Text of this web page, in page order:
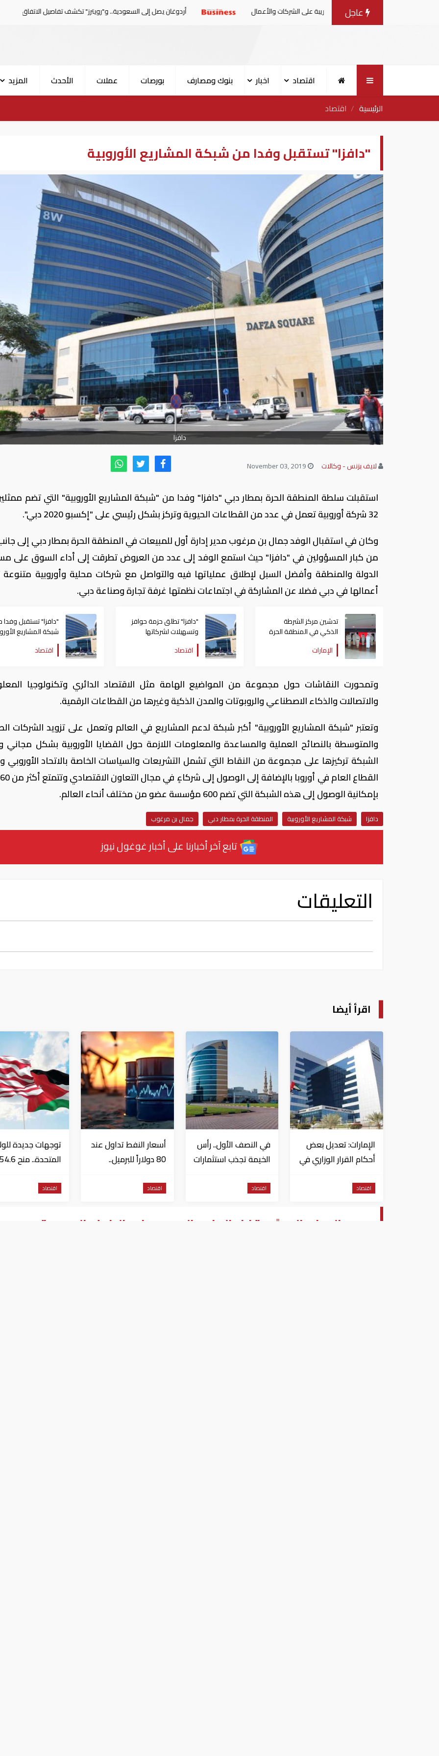
عاجل
الوزاري في شأن الضريبة على الشركات والأعمال أردوغان يصل إلى السعودية.. و"رويترز" تكشف تفاصيل الاتفاق المرتقب
اقتصاد اخبار بنوك ومصارف بورصات عملات الأحدث المزيد
الرئيسية
اقتصاد
"دافزا" تستقبل وفدا من شبكة المشاريع الأوروبية
دافزا
لايف بزنس - وكالات
استقبلت سلطة المنطقة الحرة بمطار دبي "دافزا" وفدا من "شبكة المشاريع الأوروبية" التي تضم
32 شركة أوروبية تعمل في عدد من القطاعات الحيوية وتركز بشكل رئيسي على "إكسبو 2020 دبي".
وكان في استقبال الوفد جمال بن مرغوب مدير إدارة أول للمبيعات في المنطقة الحرة بمطار دبي إلى
من كبار المسؤولين في "دافزا" حيث استمع الوفد إلى عدد من العروض تطرقت إلى أداء السوق على
الدولة والمنطقة وأفضل السبل لإطلاق عملياتها فيه والتواصل مع شركات محلية وأوروبية متنوعة
أعمالها في دبي فضلا عن المشاركة في اجتماعات نظمتها غرفة تجارة وصناعة دبي.
تدشين مركز الشرطة
الذكي في المنطقة الحرة
بمطار دبي
الإمارات
"دافزا" تطلق حزمة حوافز
وتسهيلات لشركاتها
اقتصاد
"دافزا" تستقبل
شبكة المشاريع
اقتصاد
وتمحورت النقاشات حول مجموعة من المواضيع الهامة مثل الاقتصاد الدائري وتكنولوجيا
والاتصالات والذكاء الاصطناعي والروبوتات والمدن الذكية وغيرها من القطاعات الرقمية.
وتعتبر "شبكة المشاريع الأوروبية" أكبر شبكة لدعم المشاريع في العالم وتعمل على تزويد الشركات
والمتوسطة بالنصائح العملية والمساعدة والمعلومات اللازمة حول القضايا الأوروبية بشكل
الشبكة تركيزها على مجموعة من النقاط التي تشمل التشريعات والسياسات الخاصة بالاتحاد
بإمكانية الوصول إلى هذه الشبكة التي تضم 600 مؤسسة عضو من مختلف أنحاء العالم.
دافزا شبكة المشاريع الأوروبية المنطقة الحرة بمطار دبي جمال بن مرغوب
تابع آخر أخبارنا على أخبار غوغول نيوز
التعليقات
اقرأ أيضا
الإمارات: تعديل بعض
أحكام القرار الوزاري في
الشركات والأعمال
اقتصاد
في النصف الأول.. رأس
الخيمة تجذب استثمارات
اقتصاد
أسعار النفط تداول عند
80 دولاراً للبرميل..
الأمريكية
اقتصاد
توجهات جديدة
المتحدة..
إلى الأردن
اقتصاد
سعر الدولار اليومً مقابل الجنيه المصري في البنوك المصرية